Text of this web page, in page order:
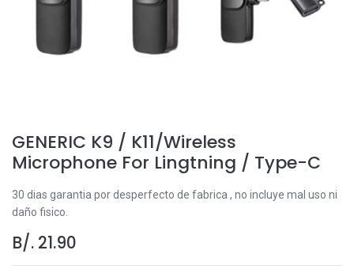
GENERIC K9 / K11/Wireless
Microphone For Lingtning / Type-C
30 dias garantia por desperfecto de fabrica , no incluye mal uso ni
daño fisico.
B/. 21.90